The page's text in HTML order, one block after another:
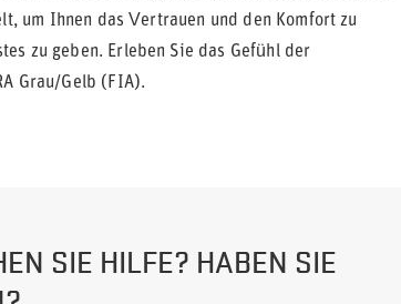
um Ihnen das Vertrauen und den Komfort zu
zu geben. Erleben Sie das Gefühl der
Grau/Gelb (FIA).
SIE HILFE? HABEN SIE